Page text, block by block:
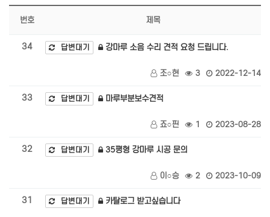
번호 제목
34 답변대기 강마루 소음 수리 견적 요청 드립니다.
조○현 3 2022-12-14
33 답변대기 마루부분보수견적
죠○핀 1 2023-08-28
32 답변대기 35평형 강마루 시공 문의
이○승 2 2023-10-09
31 답변대기 카탈로그 받고싶습니다